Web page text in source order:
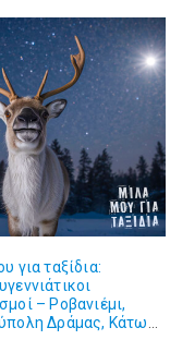
για ταξίδια:
– Ροβανιέμι,
Δράμας, Κάτω